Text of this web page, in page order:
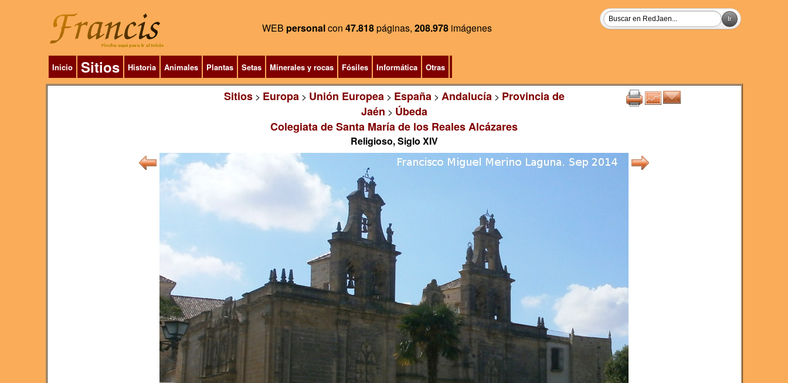
WEB personalcon 47.818páginas, 208.978 imágenes
Inicio Sitios Historia Animales Plantas Setas Minerales y rocas Fósiles Informática Otras
Sitios> Europa> Unión Europea> España> Andalucía> Provincia de
Jaén > Úbeda
Colegiata de Santa María de los Reales Alcázares
Religioso, Siglo XIV